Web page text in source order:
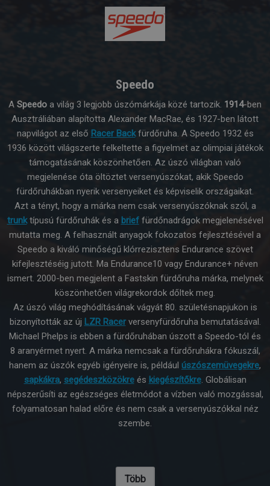
Speedo
A Speedo a világ 3 legjobb úszómárkája közé tartozik. 1914-ben
Ausztráliában alapította Alexander MacRae, és 1927-ben látott
napvilágot az első Racer Backfürdőruha. A Speedo 1932 és
1936 között világszerte felkeltette a figyelmet az olimpiai játékok
támogatásának köszönhetően. Az úszó világban való
megjelenése óta öltöztet versenyúszókat, akik Speedo
fürdőruhákban nyerik versenyeiket és képviselik országaikat.
Azt a tényt, hogy a márka nem csak versenyúszóknak szól, a
trunktípusú fürdőruhák és a brieffürdőnadrágok megjelenésével
mutatta meg. A felhasznált anyagok fokozatos fejlesztésével a
Speedo a kiváló minőségű klórrezisztens Endurance szövet
kifejlesztéséig jutott. Ma Endurance10 vagy Endurance+ néven
ismert. 2000-ben megjelent a Fastskin fürdőruha márka, melynek
köszönhetően világrekordok dőltek meg.
Az úszó világ meghódításának vágyát 80. születésnapjukon is
bizonyították az új LZR Racerversenyfürdőruha bemutatásával.
Michael Phelps is ebben a fürdőruhában úszott a Speedo-tól és
8 aranyérmet nyert. A márka nemcsak a fürdőruhákra fókuszál,
hanem az úszók egyéb igényeire is, például úszószemüvegekre,
sapkákra, segédeszközökreés kiegészítőkre. Globálisan
népszerűsíti az egészséges életmódot a vízben való mozgással,
folyamatosan halad előre és nem csak a versenyúszókkal néz
szembe.
Több